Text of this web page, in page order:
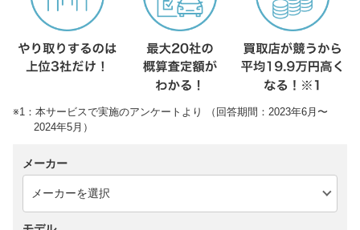
※1：本サービスで実施のアンケートより （回答期間：2023年6月〜
2024年5月）
メーカー